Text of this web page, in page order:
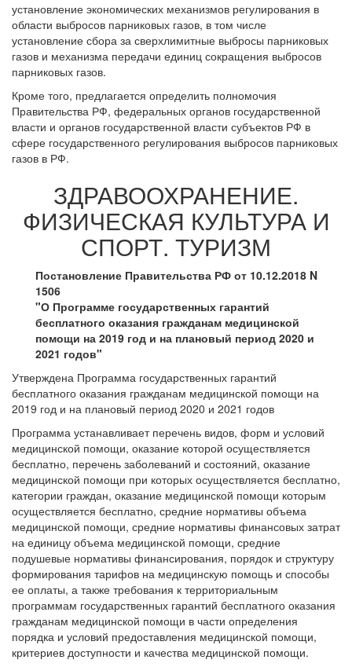
установление экономических механизмов регулирования в
области выбросов парниковых газов, в том числе
установление сбора за сверхлимитные выбросы парниковых
газов и механизма передачи единиц сокращения выбросов
парниковых газов.
Кроме того, предлагается определить полномочия
Правительства РФ, федеральных органов государственной
власти и органов государственной власти субъектов РФ в
сфере государственного регулирования выбросов парниковых
газов в РФ.
ЗДРАВООХРАНЕНИЕ.
ФИЗИЧЕСКАЯ КУЛЬТУРА И
СПОРТ. ТУРИЗМ
Постановление Правительства РФ от 10.12.2018 N
1506
"О Программе государственных гарантий
бесплатного оказания гражданам медицинской
помощи на 2019 год и на плановый период 2020 и
2021 годов"
Утверждена Программа государственных гарантий
бесплатного оказания гражданам медицинской помощи на
2019 год и на плановый период 2020 и 2021 годов
Программа устанавливает перечень видов, форм и условий
медицинской помощи, оказание которой осуществляется
бесплатно, перечень заболеваний и состояний, оказание
медицинской помощи при которых осуществляется бесплатно,
категории граждан, оказание медицинской помощи которым
осуществляется бесплатно, средние нормативы объема
медицинской помощи, средние нормативы финансовых затрат
на единицу объема медицинской помощи, средние
подушевые нормативы финансирования, порядок и структуру
формирования тарифов на медицинскую помощь и способы
ее оплаты, а также требования к территориальным
программам государственных гарантий бесплатного оказания
гражданам медицинской помощи в части определения
порядка и условий предоставления медицинской помощи,
критериев доступности и качества медицинской помощи.